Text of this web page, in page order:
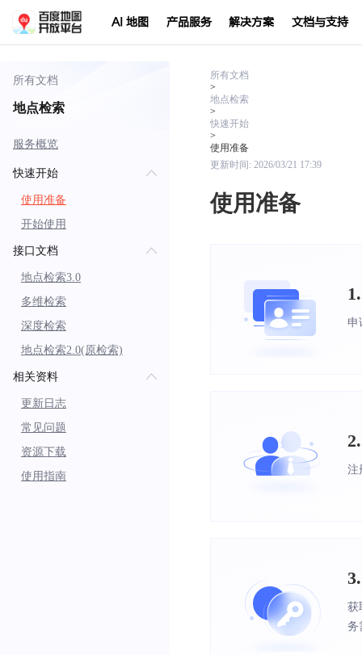
AI 地图 产品服务 解决方案 文档与支持
所有文档
地点检索
服务概览
快速开始
使用准备
开始使用
接口文档
地点检索3.0
多维检索
深度检索
地点检索2.0(原检索)
相关资料
更新日志
常见问题
资源下载
使用指南
所有文档
>
地点检索
>
快速开始
>
使用准备
更新时间: 2026/03/21 17:39
使用准备
申
注
获
务